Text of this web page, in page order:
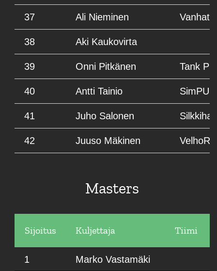
37 Ali Nieminen Vanhat
38 Aki Kaukovirta
39 Onni Pitkänen Tank
40 Antti Tainio
41 Juho Salonen
42 Juuso Mäkinen
Masters
Sijoitus Kuljettaja Tiimi
1 Marko Vastamäki